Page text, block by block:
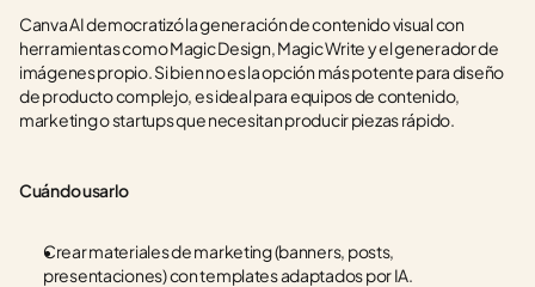
Canva AI democratizó la generación de contenido visual con
herramientas como Magic Design, Magic Write y el generador de
imágenes propio. Si bien no es la opción más potente para diseño
de producto complejo, es ideal para equipos de contenido,
marketing o startups que necesitan producir piezas rápido.
Cuándo usarlo
Crear materiales de marketing (banners, posts,
presentaciones) con templates adaptados por IA.